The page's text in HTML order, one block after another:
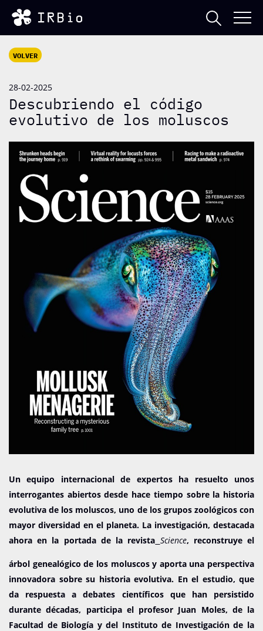
VOLVER
28-02-2025
Descubriendo el código
evolutivo de los moluscos
Un equipo internacional de expertos ha resuelto unos
interrogantes abiertos desde hace tiempo sobre la historia
evolutiva de los moluscos, uno de los grupos zoológicos con
mayor diversidad en el planeta. La investigación, destacada
ahora en la portada de la revista Science, reconstruye el
árbol genealógico de los moluscos y aporta una perspectiva
innovadora sobre su historia evolutiva. En el estudio, que
da respuesta a debates científicos que han persistido
durante décadas, participa el profesor Juan Moles, de la
Facultad de Biología y del Instituto de Investigación de la